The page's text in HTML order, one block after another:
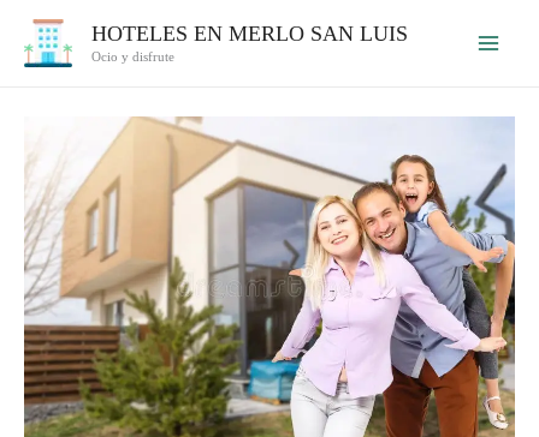
HOTELES EN MERLO SAN LUIS
Ocio y disfrute